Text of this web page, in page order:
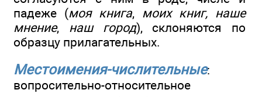
падеже (моя книга, моих книг, наше
мнение, наш город), склоняются по
образцу прилагательных.
Местоимения-числительные:
вопросительно-относительное